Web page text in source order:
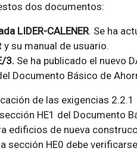
dos documentos:
LIDER-CALENER. Se ha
y su manual de usuario.
3. Se ha publicado el nuevo
Documento Básico de
de las exigencias 2.2.1
HE1 del Documento
edificios de nueva
sección HE0 debe